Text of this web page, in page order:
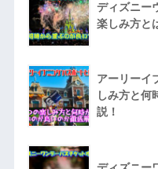
ディズニー
楽しみ方と
アーリーイ
しみ方と何
説！